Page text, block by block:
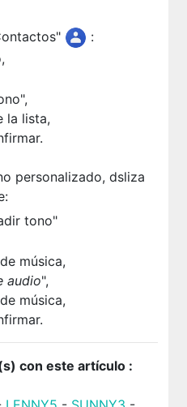
:
la lista,
personalizado, dsliza
tono"
música,
audio",
música,
con este artículo :